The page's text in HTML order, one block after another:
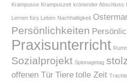
Krampusse Krampuszeit krönender Abschluss
Lernen fürs Leben Nachhaltigkeit
Persönlichkeiten
Praxisunterricht
Sozialprojekt Spionagetag
offenen Tür Tiere tolle Zeit